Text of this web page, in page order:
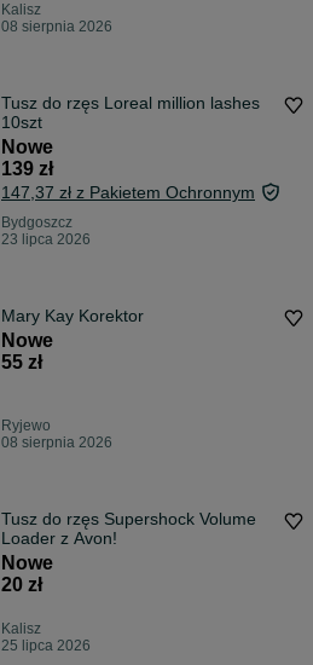
Kalisz
08 sierpnia 2026
Tusz do rzęs Loreal million lashes
10szt
Nowe
139 zł
147,37 zł z Pakietem Ochronnym
Bydgoszcz
23 lipca 2026
Mary Kay Korektor
Nowe
55 zł
Ryjewo
08 sierpnia 2026
Tusz do rzęs Supershock Volume
Loader z Avon!
Nowe
20 zł
Kalisz
25 lipca 2026